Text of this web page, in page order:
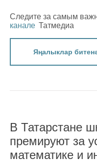
Следите за самым
канале Татмедиа
Яңалыклар
В Татарстане
премируют за
математике и